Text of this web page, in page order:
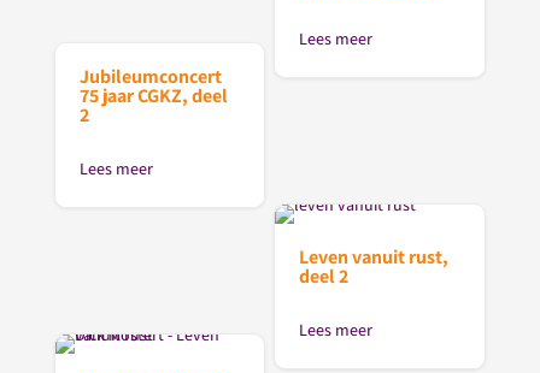
Lees meer
Jubileumconcert
75 jaar CGKZ, deel
2
Lees meer
Leven vanuit rust,
deel 2
Lees meer